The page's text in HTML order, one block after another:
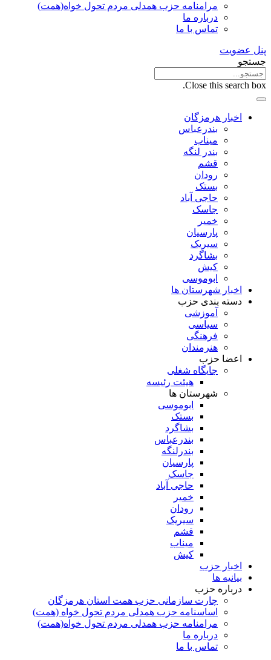
مرامنامه حزب همدلی مردم تحول خواه(همت)
درباره ما
تماس با ما
پنل عضویت
جستجو
Close this search box.
اخبار هرمزگان
بندرعباس
میناب
بندر لنگه
قشم
رودان
بستک
حاجی آباد
جاسک
خمیر
پارسیان
سیریک
بشاگرد
کیش
ابوموسی
اخبار شهرستان ها
دسته بندی حزب
آموزشی
سیاسی
فرهنگی
هنرمندان
اعضا حزب
جایگاه شغلی
هیئت رئیسه
شهرستان ها
ابوموسی
بستک
بشاگرد
بندرعباس
بندرلنگه
پارسیان
جاسک
حاجی آباد
خمیر
رودان
سیریک
قشم
میناب
کیش
اخبار حزب
بیانیه ها
درباره حزب
چارت سازمانی حزب همت استان هرمزگان
اساسنامه حزب همدلی مردم تحول خواه (همت)
مرامنامه حزب همدلی مردم تحول خواه(همت)
درباره ما
تماس با ما